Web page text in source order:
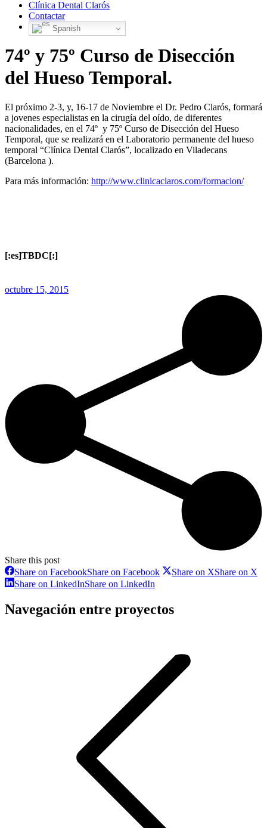
Clínica Dental Clarós
Contactar
Spanish
74º y 75º Curso de Disección
del Hueso Temporal.
El próximo 2-3, y, 16-17 de Noviembre el Dr. Pedro Clarós, formará
a jovenes especialistas en la cirugía del oído, de diferentes
nacionalidades, en el 74º y 75º Curso de Disección del Hueso
Temporal, que se realizará en el Laboratorio permanente del hueso
temporal “Clínica Dental Clarós”, localizado en Viladecans
(Barcelona ).
Para más información: http://www.clinicaclaros.com/formacion/
[:es]TBDC[:]
octubre 15, 2015
Share this post
Share on FacebookShare on Facebook Share on XShare on X
Share on LinkedInShare on LinkedIn
Navegación entre proyectos